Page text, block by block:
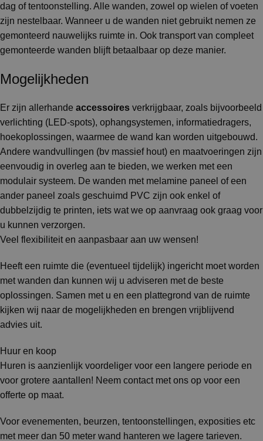
dag of tentoonstelling. Alle wanden, zowel op wielen of voeten
zijn nestelbaar. Wanneer u de wanden niet gebruikt nemen ze
gemonteerd nauwelijks ruimte in. Ook transport van compleet
gemonteerde wanden blijft betaalbaar op deze manier.
Mogelijkheden
Er zijn allerhande accessoires verkrijgbaar, zoals bijvoorbeeld
verlichting (LED-spots), ophangsystemen, informatiedragers,
hoekoplossingen, waarmee de wand kan worden uitgebouwd.
Andere wandvullingen (bv massief hout) en maatvoeringen zijn
eenvoudig in overleg aan te bieden, we werken met een
modulair systeem. De wanden met melamine paneel of een
ander paneel zoals geschuimd PVC zijn ook enkel of
dubbelzijdig te printen, iets wat we op aanvraag ook graag voor
u kunnen verzorgen.
Veel flexibiliteit en aanpasbaar aan uw wensen!
Heeft een ruimte die (eventueel tijdelijk) ingericht moet worden
met wanden dan kunnen wij u adviseren met de beste
oplossingen. Samen met u en een plattegrond van de ruimte
kijken wij naar de mogelijkheden en brengen vrijblijvend
advies uit.
Huur en koop
Huren is aanzienlijk voordeliger voor een langere periode en
voor grotere aantallen! Neem contact met ons op voor een
offerte op maat.
Voor evenementen, beurzen, tentoonstellingen, exposities etc
met meer dan 50 meter wand hanteren we lagere tarieven.